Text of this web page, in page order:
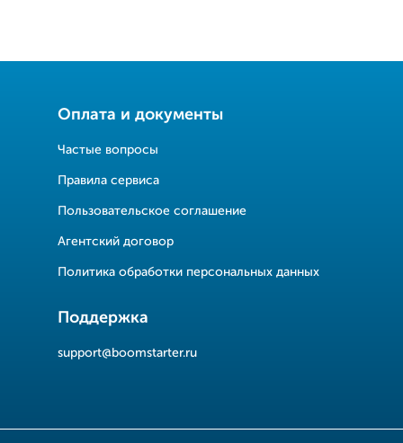
Оплата и документы
Частые вопросы
Правила сервиса
Пользовательское соглашение
Агентский договор
Политика обработки персональных данных
Поддержка
support@boomstarter.ru